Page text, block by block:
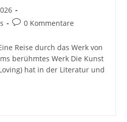
Beitrags-
0 Kommentare
Reise durch das Werk von
berühmtes Werk Die Kunst
hat in der Literatur und